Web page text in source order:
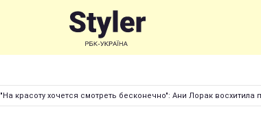
"На красоту хочется смотреть бесконечно": Ани Лорак восхитила